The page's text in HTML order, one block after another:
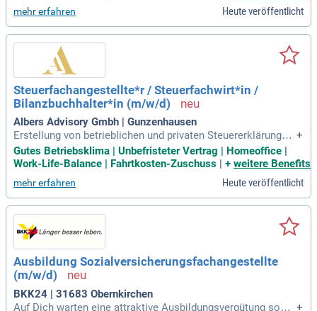
mehr erfahren Heute veröffentlicht
Steuerfachangestellte*r / Steuerfachwirt*in /
Bilanzbuchhalter*in (m/w/d)
Albers Advisory Gmbh | Gunzenhausen
Erstellung von betrieblichen und privaten Steuererklärungen;
Selbstständige Bearbeitung von Finanzbuchhaltungen; Viels
eitige Kommunikation mit Mandanten, Finanzämtern, Krank
+
Gutes Betriebsklima | Unbefristeter Vertrag | Homeoffice |
Work-Life-Balance | Fahrtkosten-Zuschuss
+ weitere Benefits
mehr erfahren Heute veröffentlicht
Ausbildung Sozialversicherungsfachangestellte
(m/w/d)
BKK24 | 31683 Obernkirchen
Auf Dich warten eine attraktive Ausbildungsvergütung sowie +